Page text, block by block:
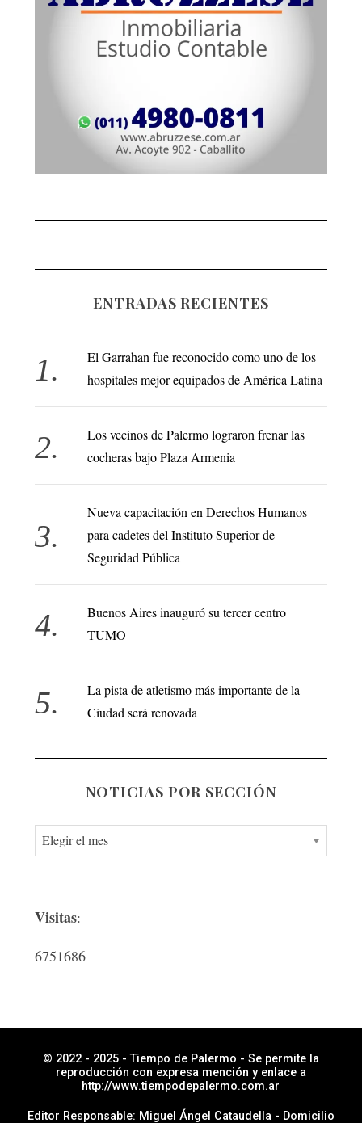
ENTRADAS RECIENTES
El Garrahan fue reconocido como uno de los
hospitales mejor equipados de América Latina
Los vecinos de Palermo lograron frenar las
cocheras bajo Plaza Armenia
Nueva capacitación en Derechos Humanos
para cadetes del Instituto Superior de
Seguridad Pública
Buenos Aires inauguró su tercer centro
TUMO
La pista de atletismo más importante de la
Ciudad será renovada
NOTICIAS POR SECCIÓN
N
o
t
c
i
e
Visitas:
6751686
© 2022 - 2025 - Tiempo de Palermo - Se permite la
reproducción con expresa mención y enlace a
http://www.tiempodepalermo.com.ar
Editor Responsable: Miguel Ángel Cataudella - Domicilio